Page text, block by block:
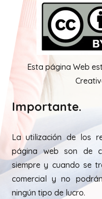
Esta página Web
Importante.
La utilización de los
página web son de
siempre y cuando se
comercial y no
ningún tipo de lucro.